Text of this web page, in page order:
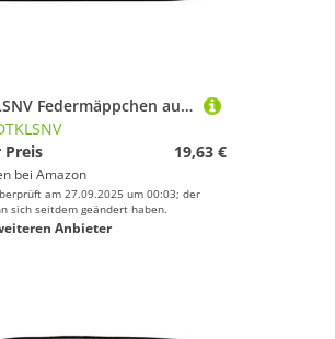
DDTKLSNV Federmäppchen aus Leder, wasserdicht, niedliches Federmäppchen, Reise-Kosmetiktasche, Make-up-Tasche, Organizer, Stifthalter für Männer und Frauen, Fleur-de-Lis und Mantelarme, Ritter
Preis
19,63 €
bei Amazon
am 27.09.2025 um 00:03; der
sich seitdem geändert haben.
Anbieter